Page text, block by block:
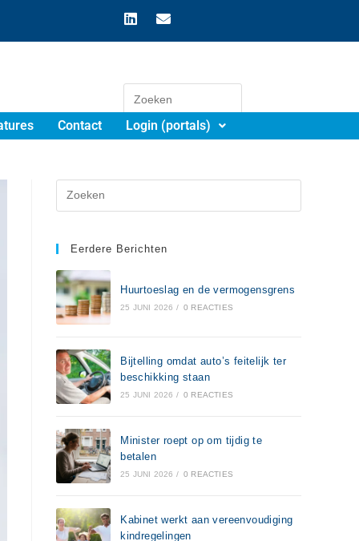
Contact Login (portals)
Eerdere Berichten
Huurtoeslag en de vermogensgrens
25 JUNI 2026 / 0 REACTIES
Bijtelling omdat auto’s feitelijk ter
beschikking staan
25 JUNI 2026 / 0 REACTIES
Minister roept op om tijdig te
betalen
25 JUNI 2026 / 0 REACTIES
Kabinet werkt aan vereenvoudiging
kindregelingen